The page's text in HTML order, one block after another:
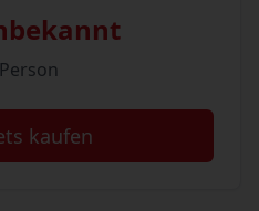
kaufen